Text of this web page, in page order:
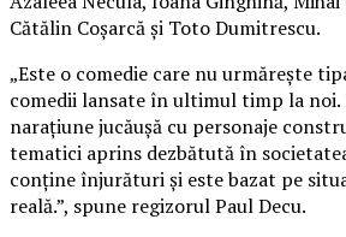
Cătălin Coșarcă și Toto Dumitrescu.
„Este o comedie care nu urmărește
comedii lansate în ultimul timp la noi.
narațiune jucăușă cu personaje
tematici aprins dezbătută în
conține înjurături și este bazat pe
reală.”, spune regizorul Paul Decu.